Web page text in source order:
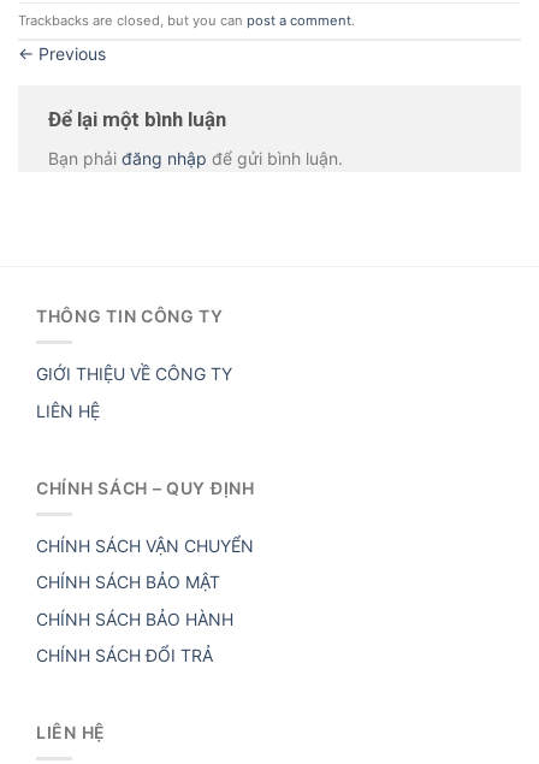
Trackbacks are closed, but you can post a comment.
← Previous
Để lại một bình luận
Bạn phải đăng nhập để gửi bình luận.
THÔNG TIN CÔNG TY
GIỚI THIỆU VỀ CÔNG TY
LIÊN HỆ
CHÍNH SÁCH – QUY ĐỊNH
CHÍNH SÁCH VẬN CHUYỂN
CHÍNH SÁCH BẢO MẬT
CHÍNH SÁCH BẢO HÀNH
CHÍNH SÁCH ĐỔI TRẢ
LIÊN HỆ